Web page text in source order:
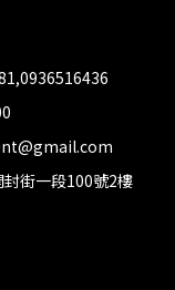
街一段100號2樓